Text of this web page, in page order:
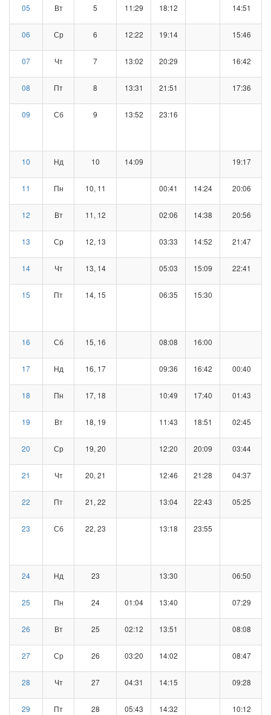
05 Вт 5 11:29 18:12 14:51
06 Ср 6 12:22 19:14 15:46
07 Чт 7 13:02 20:29 16:42
08 Пт 8 13:31 21:51 17:36
09 Сб 9 13:52 23:16
10 Нд 10 14:09 19:17
11 Пн 10, 11 00:41 14:24 20:06
12 Вт 11, 12 02:06 14:38 20:56
13 Ср 12, 13 03:33 14:52 21:47
14 Чт 13, 14 05:03 15:09 22:41
15 Пт 14, 15 06:35 15:30
16 Сб 15, 16 08:08 16:00
17 Нд 16, 17 09:36 16:42 00:40
18 Пн 17, 18 10:49 17:40 01:43
19 Вт 18, 19 11:43 18:51 02:45
20 Ср 19, 20 12:20 20:09 03:44
21 Чт 20, 21 12:46 21:28 04:37
22 Пт 21, 22 13:04 22:43 05:25
23 Сб 22, 23 13:18 23:55
24 Нд 23 13:30 06:50
25 Пн 24 01:04 13:40 07:29
26 Вт 25 02:12 13:51 08:08
27 Ср 26 03:20 14:02 08:47
28 Чт 27 04:31 14:15 09:28
29 Пт 28 05:43 14:32 10:12